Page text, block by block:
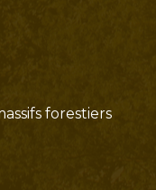
forestiers